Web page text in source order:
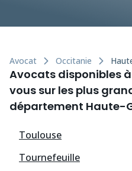
Avocat Occitanie
Avocats disponibles
vous sur les plus
département Haute-
Toulouse
Tournefeuille